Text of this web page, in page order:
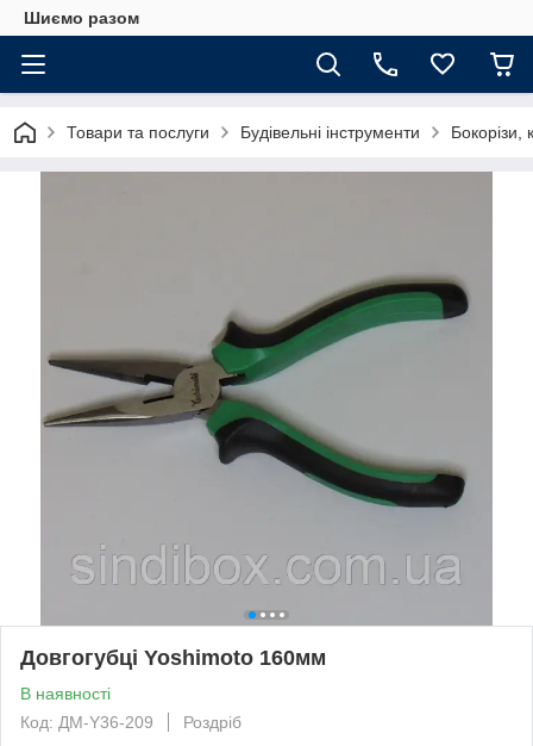
Шиємо разом
Товари та послуги Будівельні інструменти Бокорізи,
Довгогубці Yoshimoto 160мм
В наявності
Код: ДМ-Y36-209
Роздріб